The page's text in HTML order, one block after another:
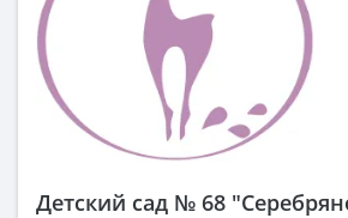
Детский сад № 68